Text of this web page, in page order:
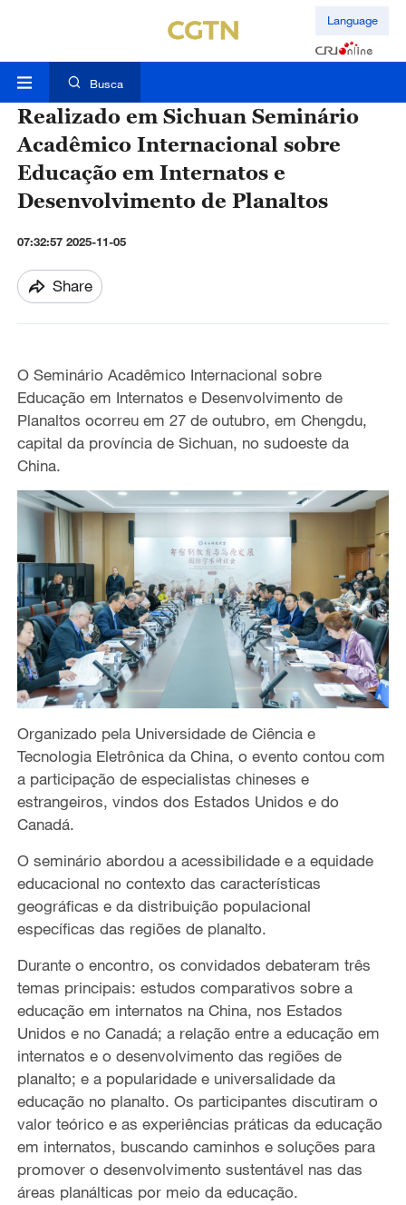
Language
Busca
Realizado em Sichuan Seminário
Acadêmico Internacional sobre
Educação em Internatos e
Desenvolvimento de Planaltos
07:32:57 2025-11-05
Share
O Seminário Acadêmico Internacional sobre
Educação em Internatos e Desenvolvimento de
Planaltos ocorreu em 27 de outubro, em Chengdu,
capital da província de Sichuan, no sudoeste da
China.
Organizado pela Universidade de Ciência e
Tecnologia Eletrônica da China, o evento contou com
a participação de especialistas chineses e
estrangeiros, vindos dos Estados Unidos e do
Canadá.
O seminário abordou a acessibilidade e a equidade
educacional no contexto das características
geográficas e da distribuição populacional
específicas das regiões de planalto.
Durante o encontro, os convidados debateram três
temas principais: estudos comparativos sobre a
educação em internatos na China, nos Estados
Unidos e no Canadá; a relação entre a educação em
internatos e o desenvolvimento das regiões de
planalto; e a popularidade e universalidade da
educação no planalto. Os participantes discutiram o
valor teórico e as experiências práticas da educação
em internatos, buscando caminhos e soluções para
promover o desenvolvimento sustentável nas das
áreas planálticas por meio da educação.